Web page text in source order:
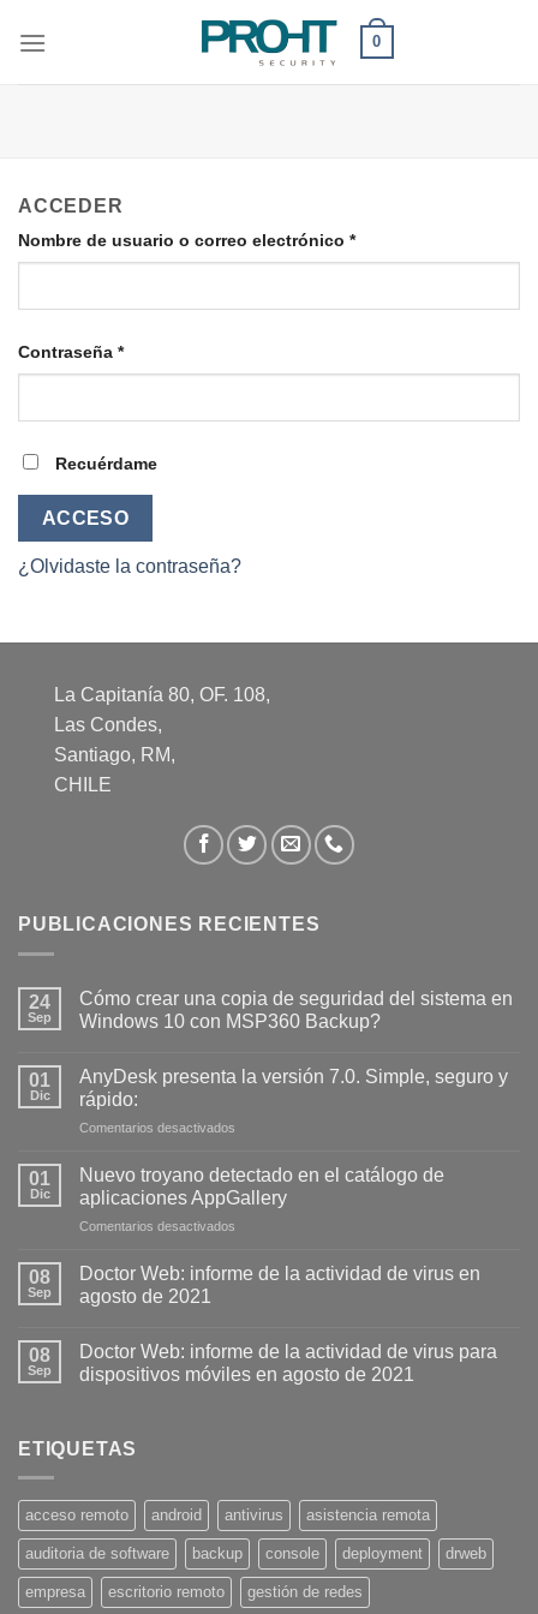
0
ACCEDER
Nombre de usuario o correo electrónico *Obligatorio
Contraseña *Obligatorio
Recuérdame
ACCESO
¿Olvidaste la contraseña?
La Capitanía 80, OF. 108,
Las Condes,
Santiago, RM,
CHILE
PUBLICACIONES RECIENTES
24
Sep
Cómo crear una copia de seguridad del sistema en
Windows 10 con MSP360 Backup?
01
Dic
AnyDesk presenta la versión 7.0. Simple, seguro y
rápido:
Comentarios desactivados
presenta
la
versión
seguro
01
Dic
Nuevo troyano detectado en el catálogo de
aplicaciones AppGallery
Comentarios desactivados
troyano
catálogo
de
aplicaciones
08
Sep
Doctor Web: informe de la actividad de virus en
agosto de 2021
08
Sep
Doctor Web: informe de la actividad de virus para
dispositivos móviles en agosto de 2021
ETIQUETAS
acceso remoto android antivirus asistencia remota
auditoria de software backup console deployment drweb
empresa escritorio remoto gestión de redes